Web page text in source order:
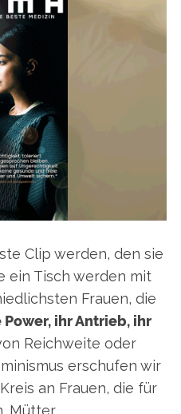
Clip werden, den sie
ein Tisch werden mit
Frauen, die
Power, ihr Antrieb, ihr
Reichweite oder
erschufen wir
an Frauen, die für
Mütter,